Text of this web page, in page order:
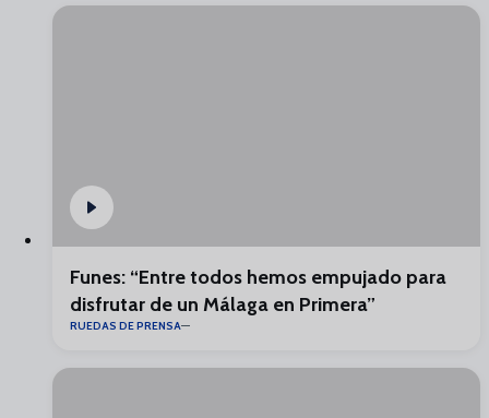
Funes: “Entre todos hemos empujado para
disfrutar de un Málaga en Primera”
RUEDAS DE PRENSA